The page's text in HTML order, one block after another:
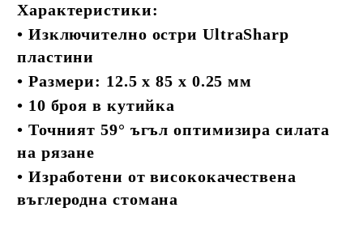
Характеристики:
• Изключително остри UltraSharp
пластини
• Размери: 12.5 x 85 x 0.25 мм
• 10 броя в кутийка
• Точният 59° ъгъл оптимизира силата
на рязане
• Изработени от висококачествена
въглеродна стомана